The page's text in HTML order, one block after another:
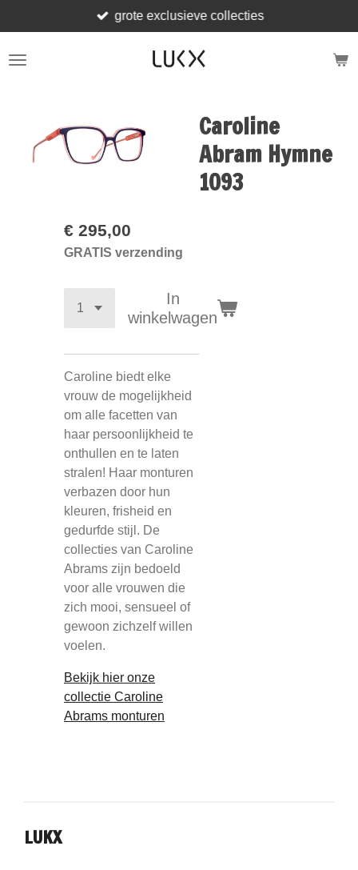
direct
naar
grote exclusieve collecties
Caroline
Abram Hymne
1093
€ 295,00
GRATIS verzending
In
winkelwagen
Caroline biedt elke
vrouw de mogelijkheid
om alle facetten van
haar persoonlijkheid te
onthullen en te laten
stralen! Haar monturen
verbazen door hun
kleuren, frisheid en
gedurfde stijl. De
collecties van Caroline
Abrams zijn bedoeld
voor alle vrouwen die
zich mooi, sensueel of
gewoon zichzelf willen
voelen.
Bekijk hier onze
collectie Caroline
Abrams monturen
LUKX